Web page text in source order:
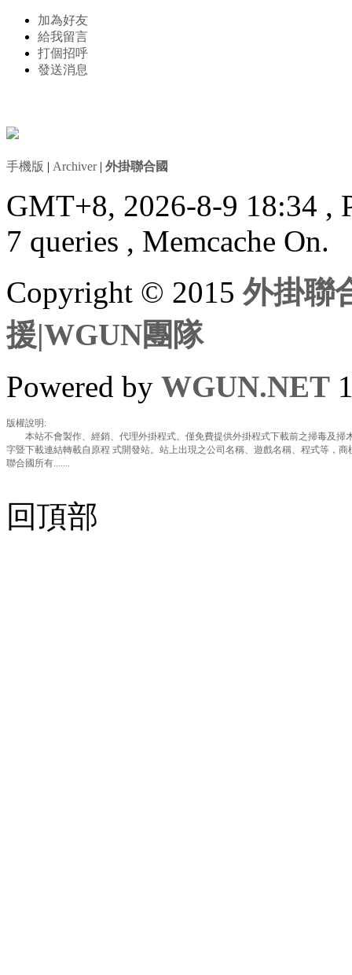
加為好友
給我留言
打個招呼
發送消息
手機版 | Archiver| 外掛聯合國
GMT+8, 2026-8-9 18:34 ,
7 queries , Memcache On.
Copyright © 2015外掛聯
援|WGUN團隊
Powered by WGUN.NET
版權說明:
本站不會製作、經銷、代理外掛程式。僅免費提供外掛程式下載前之掃毒及掃
字暨下載連結轉載自原程 式開發站。站上出現之公司名稱、遊戲名稱、程式等，
聯合國所有.......
回頂部